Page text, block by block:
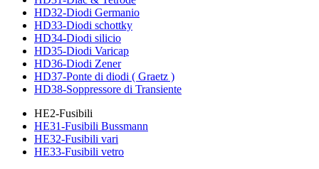
HD32-Diodi Germanio
HD33-Diodi schottky
HD34-Diodi silicio
HD35-Diodi Varicap
HD36-Diodi Zener
HD37-Ponte di diodi ( Graetz )
HD38-Soppressore di Transiente
HE2-Fusibili
HE31-Fusibili Bussmann
HE32-Fusibili vari
HE33-Fusibili vetro